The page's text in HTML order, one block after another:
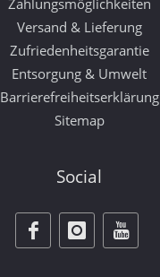
Zahlungsmöglichkeiten
Versand & Lieferung
Zufriedenheitsgarantie
Entsorgung & Umwelt
Barrierefreiheitserklärung
Sitemap
Social